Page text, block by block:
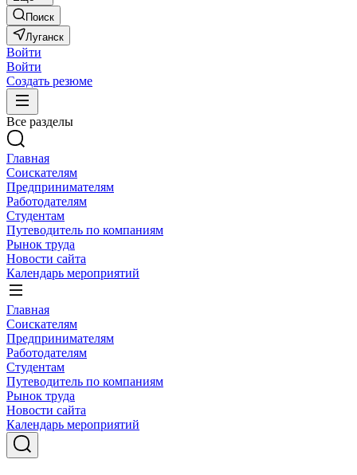
Поиск
Луганск
Войти
Войти
Создать резюме
Все разделы
Главная
Соискателям
Предпринимателям
Работодателям
Студентам
Путеводитель по компаниям
Рынок труда
Новости сайта
Календарь мероприятий
Главная
Соискателям
Предпринимателям
Работодателям
Студентам
Путеводитель по компаниям
Рынок труда
Новости сайта
Календарь мероприятий